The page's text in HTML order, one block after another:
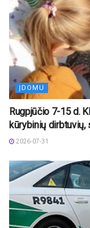
ĮDOMU
Rugpjūčio 7-15 d.
kūrybinių dirbtuvių,
2026-07-31